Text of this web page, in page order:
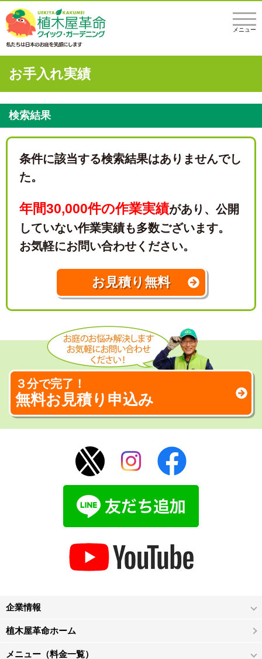
メニュー
お手入れ実績
検索結果
条件に該当する検索結果はありませんでし
た。
年間30,000件の作業実績があり、 公開
していない作業実績も多数ございます。
お気軽にお問い合わせください。
お見積り無料
３分で完了！
無料お見積り申込み
企業情報
植木屋革命ホーム
メニュー（料金一覧）